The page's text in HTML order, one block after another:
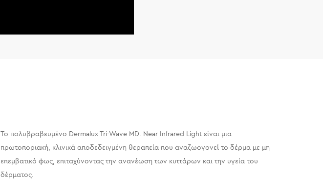
Το πολυβραβευμένο Dermalux Tri-Wave MD: Near Infrared Light είναι μια
πρωτοποριακή, κλινικά αποδεδειγμένη θεραπεία που αναζωογονεί το δέρμα με μη
επεμβατικό φως, επιταχύνοντας την ανανέωση των κυττάρων και την υγεία του
δέρματος.